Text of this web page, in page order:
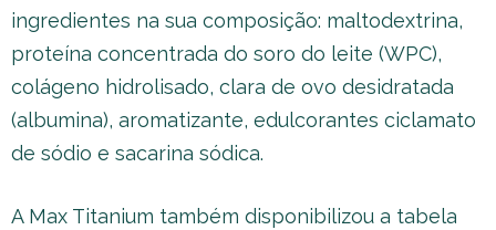
ingredientes na sua composição: maltodextrina,
proteína concentrada do soro do leite (WPC),
colágeno hidrolisado, clara de ovo desidratada
(albumina), aromatizante, edulcorantes ciclamato
de sódio e sacarina sódica.
A Max Titanium também disponibilizou a tabela